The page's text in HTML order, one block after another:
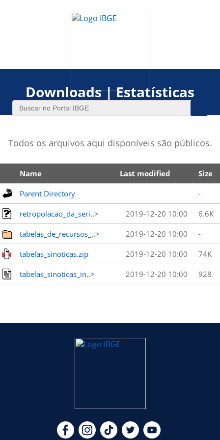
Downloads | Estatísticas
Todos os arquivos aqui disponíveis são públicos.
Name Last modified Size
Parent Directory -
retropolacao_da_seri..> 2019-12-20 10:00 6.6K
tabelas_de_recursos_..> 2019-12-20 10:00 -
tabelas_sinoticas.zip 2019-12-20 10:00 74K
tabelas_sinoticas_in..> 2019-12-20 10:00 928